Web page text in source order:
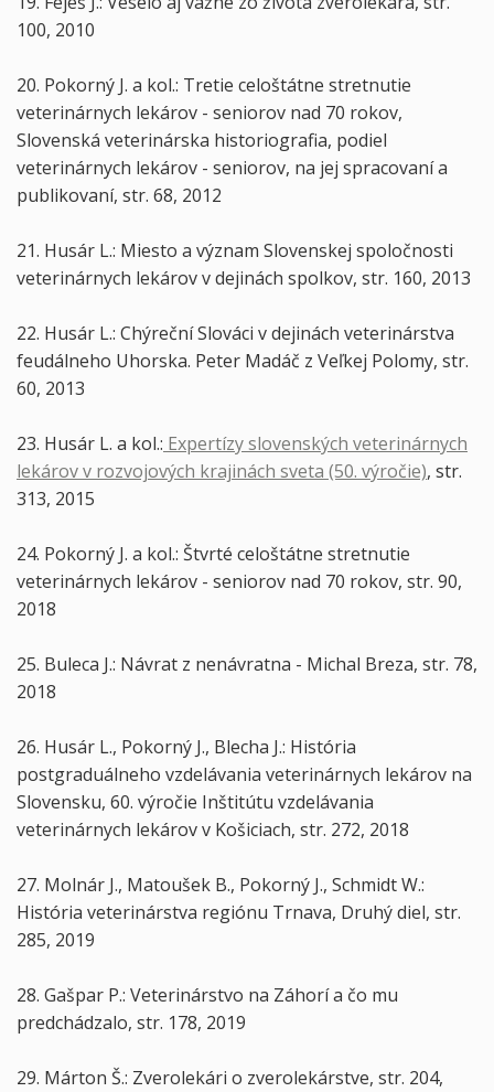
100, 2010
20. Pokorný J. a kol.: Tretie celoštátne stretnutie
veterinárnych lekárov - seniorov nad 70 rokov,
Slovenská veterinárska historiografia, podiel
veterinárnych lekárov - seniorov, na jej spracovaní a
publikovaní, str. 68, 2012
21. Husár L.: Miesto a význam Slovenskej spoločnosti
veterinárnych lekárov v dejinách spolkov, str. 160, 2013
22. Husár L.: Chýreční Slováci v dejinách veterinárstva
feudálneho Uhorska. Peter Madáč z Veľkej Polomy, str.
60, 2013
23. Husár L. a kol.: Expertízy slovenských veterinárnych
lekárov v rozvojových krajinách sveta (50. výročie), str.
313, 2015
24. Pokorný J. a kol.: Štvrté celoštátne stretnutie
veterinárnych lekárov - seniorov nad 70 rokov, str. 90,
2018
25. Buleca J.: Návrat z nenávratna - Michal Breza, str. 78,
2018
26. Husár L., Pokorný J., Blecha J.: História
postgraduálneho vzdelávania veterinárnych lekárov na
Slovensku, 60. výročie Inštitútu vzdelávania
veterinárnych lekárov v Košiciach, str. 272, 2018
27. Molnár J., Matoušek B., Pokorný J., Schmidt W.:
História veterinárstva regiónu Trnava, Druhý diel, str.
285, 2019
28. Gašpar P.: Veterinárstvo na Záhorí a čo mu
predchádzalo, str. 178, 2019
29. Márton Š.: Zverolekári o zverolekárstve, str. 204,